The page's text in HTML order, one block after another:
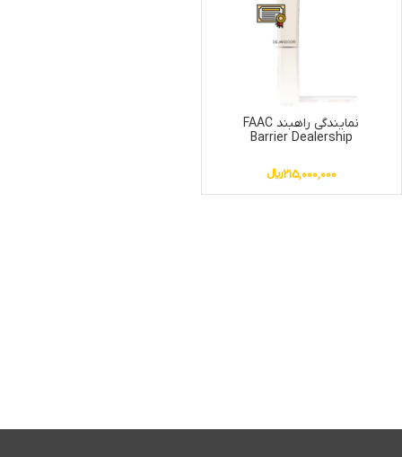
نمایندگی راهبند FAAC
Barrier Dealership
215,000,000﷼